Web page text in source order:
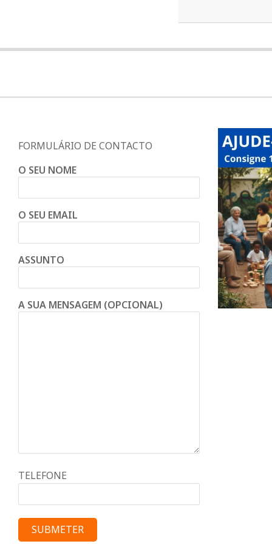
o
C
n
d
e
FORMULÁRIO DE CONTACTO
O SEU NOME
O SEU EMAIL
ASSUNTO
A SUA MENSAGEM (OPCIONAL)
TELEFONE